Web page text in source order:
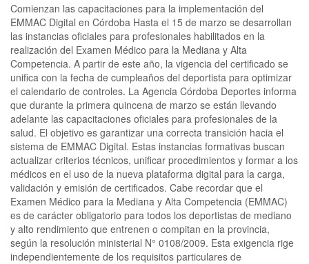
Comienzan las capacitaciones para la implementación del
EMMAC Digital en Córdoba Hasta el 15 de marzo se desarrollan
las instancias oficiales para profesionales habilitados en la
realización del Examen Médico para la Mediana y Alta
Competencia. A partir de este año, la vigencia del certificado se
unifica con la fecha de cumpleaños del deportista para optimizar
el calendario de controles. La Agencia Córdoba Deportes informa
que durante la primera quincena de marzo se están llevando
adelante las capacitaciones oficiales para profesionales de la
salud. El objetivo es garantizar una correcta transición hacia el
sistema de EMMAC Digital. Estas instancias formativas buscan
actualizar criterios técnicos, unificar procedimientos y formar a los
médicos en el uso de la nueva plataforma digital para la carga,
validación y emisión de certificados. Cabe recordar que el
Examen Médico para la Mediana y Alta Competencia (EMMAC)
es de carácter obligatorio para todos los deportistas de mediano
y alto rendimiento que entrenen o compitan en la provincia,
según la resolución ministerial N° 0108/2009. Esta exigencia rige
independientemente de los requisitos particulares de